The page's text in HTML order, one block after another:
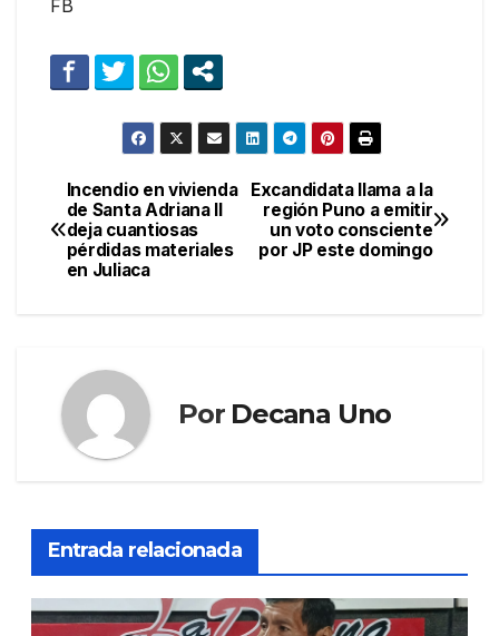
FB
Navegación
de
Excandidata llama a la
región Puno a emitir
un voto consciente
por JP este domingo
Incendio en vivienda
de Santa Adriana II
deja cuantiosas
pérdidas materiales
en Juliaca
Por Decana Uno
Entrada relacionada